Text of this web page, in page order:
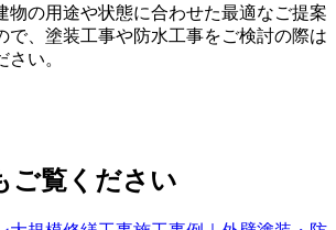
物の用途や状態に合わせた最適なご提案
で、塗装工事や防水工事をご検討の際は
い。
ご覧ください